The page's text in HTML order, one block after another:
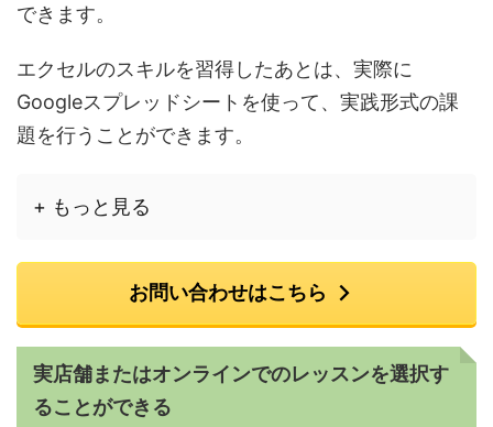
できます。
エクセルのスキルを習得したあとは、実際に
Googleスプレッドシートを使って、実践形式の課
題を行うことができます。
+ もっと見る
お問い合わせはこちら
実店舗またはオンラインでのレッスンを選択す
ることができる